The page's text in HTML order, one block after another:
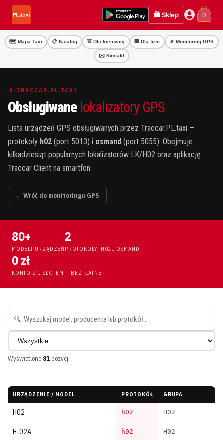
Przejdź
nawigacji
Przejdź
treści
🛍️ Sklep 0
🗺️ Mapa Taxi 📋 Katalog 🚖 Dla kierowcy 🏢 Dla firm 📡 Monitoring GPS
✉️ Kontakt
📡 TRACCAR.PL.TAXI
Obsługiwane lokalizatory GPS
Lista urządzeń GPS obsługiwanych przez Traccar.PL.taxi —
protokoły h02 (port 5013) i osmand (port 5055). Obejmuje
kilkadziesiąt popularnych lokalizatorów LK/H02 oraz aplikację
Traccar Client na smartfon.
← Wróć do monitoringu GPS
80+
MODELI URZĄDZEŃ
2
PROTOKOŁY: H02 I OSMAND
0 zł
KONTO Z 1 SLOTEM — BEZPŁATNE
Wyświetlono 81 pozycji
URZĄDZENIE / MODEL PROTOKÓŁ GRUPA
H02 h02 H02
H-02A h02 H02